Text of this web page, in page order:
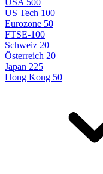
USA 500
US Tech 100
Eurozone 50
FTSE-100
Schweiz 20
Österreich 20
Japan 225
Hong Kong 50